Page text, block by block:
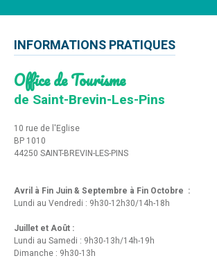
INFORMATIONS PRATIQUES
Office de Tourisme
de Saint-Brevin-Les-Pins
10 rue de l'Eglise
BP 1010
44250 SAINT-BREVIN-LES-PINS
Avril à Fin Juin & Septembre à Fin Octobre :
Lundi au Vendredi : 9h30-12h30/14h-18h
Juillet et Août :
Lundi au Samedi : 9h30-13h/14h-19h
Dimanche : 9h30-13h